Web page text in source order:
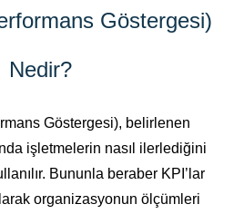
Göstergesi)
Nedir?
Göstergesi), belirlenen
işletmelerin nasıl ilerlediğini
Bununla beraber KPI’lar
organizasyonun ölçümleri